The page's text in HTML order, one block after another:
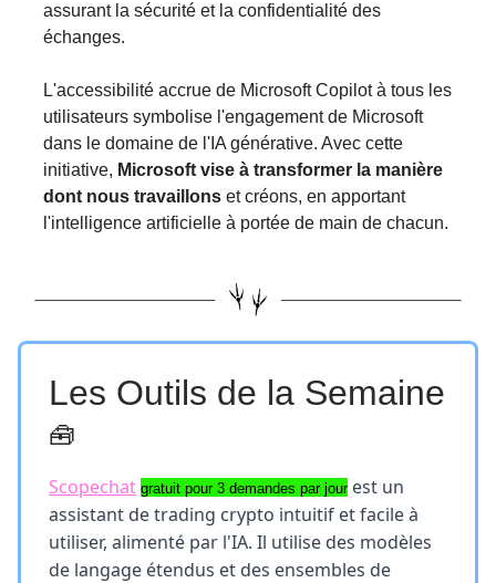
assurant la sécurité et la confidentialité des
échanges​.
L'accessibilité accrue de Microsoft Copilot à tous les
utilisateurs symbolise l'engagement de Microsoft
dans le domaine de l'IA générative. Avec cette
initiative, Microsoft vise à transformer la manière
dont nous travaillons et créons, en apportant
l'intelligence artificielle à portée de main de chacun.
Les Outils de la Semaine
🧰
Scopechat gratuit pour 3 demandes par jourest un
assistant de trading crypto intuitif et facile à
utiliser, alimenté par l'IA. Il utilise des modèles
de langage étendus et des ensembles de